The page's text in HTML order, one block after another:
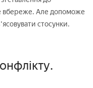
вбереже. Але допоможе
стосунки.